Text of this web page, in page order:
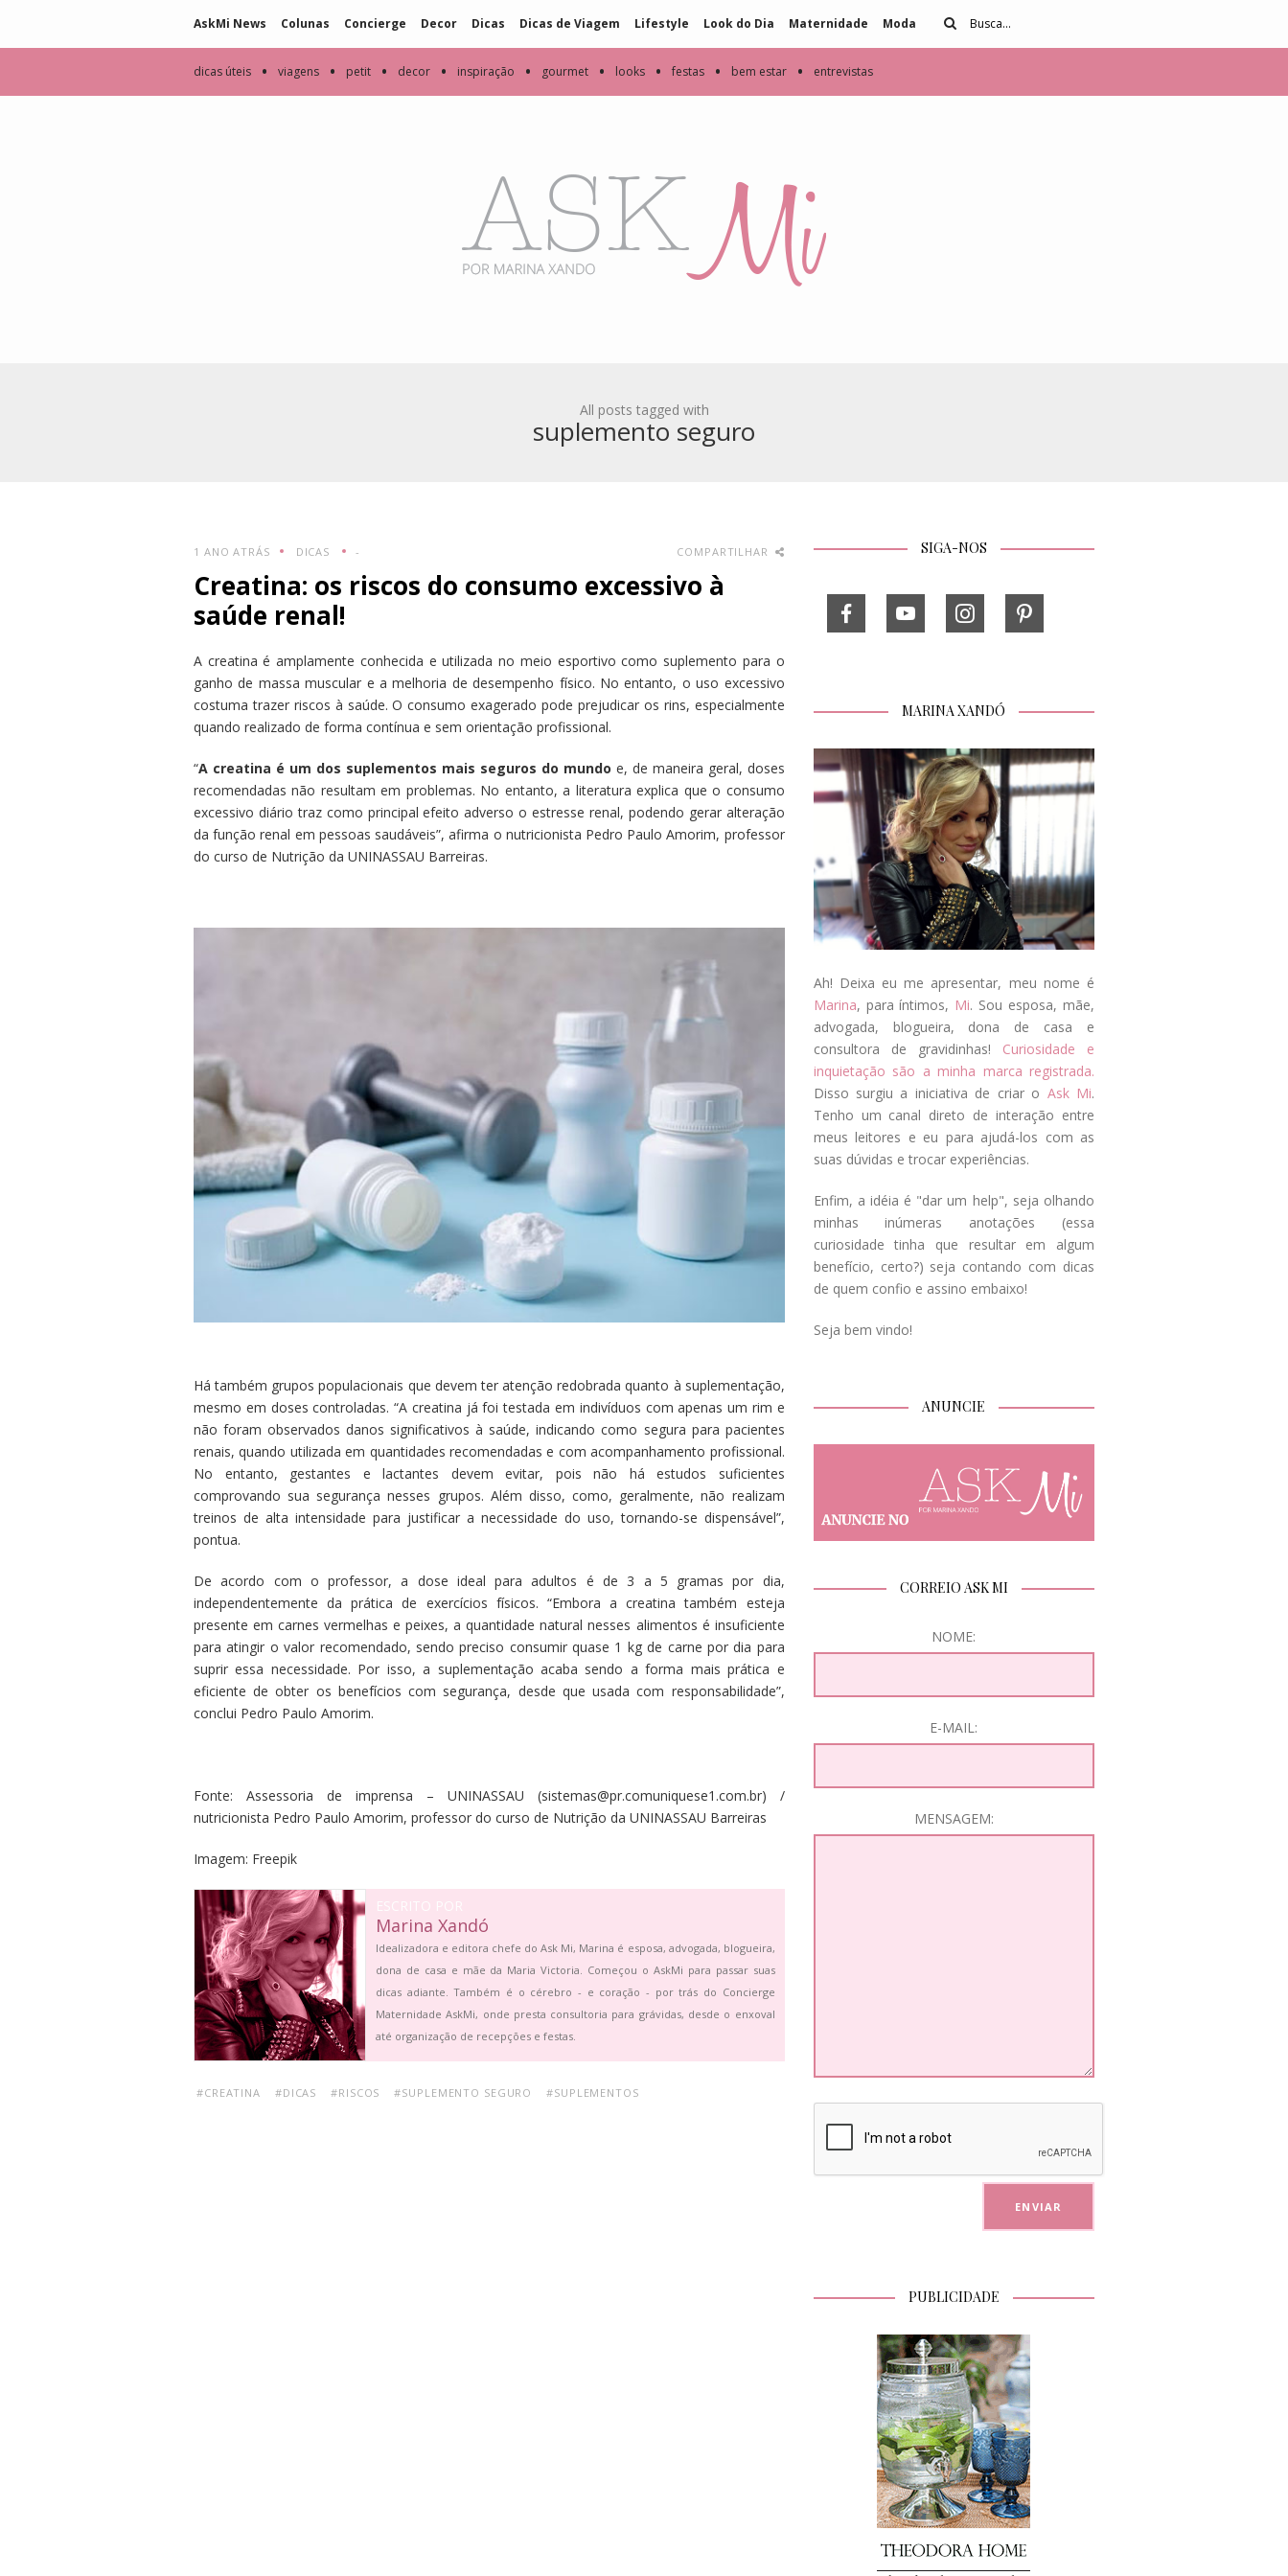
AskMi News Colunas Concierge Decor Dicas Dicas de Viagem Lifestyle Look do Dia Maternidade Moda
dicas úteis • viagens • petit • decor • inspiração • gourmet • looks • festas • bem estar • entrevistas
All posts tagged with
suplemento seguro
1 ANO ATRÁS DICAS - COMPARTILHAR
Creatina: os riscos do consumo excessivo à
saúde renal!
A creatina é amplamente conhecida e utilizada no meio esportivo como suplemento para o
ganho de massa muscular e a melhoria de desempenho físico. No entanto, o uso excessivo
costuma trazer riscos à saúde. O consumo exagerado pode prejudicar os rins, especialmente
quando realizado de forma contínua e sem orientação profissional.
“A creatina é um dos suplementos mais seguros do mundo e, de maneira geral, doses
recomendadas não resultam em problemas. No entanto, a literatura explica que o consumo
excessivo diário traz como principal efeito adverso o estresse renal, podendo gerar alteração
da função renal em pessoas saudáveis”, afirma o nutricionista Pedro Paulo Amorim, professor
do curso de Nutrição da UNINASSAU Barreiras.
Há também grupos populacionais que devem ter atenção redobrada quanto à suplementação,
mesmo em doses controladas. “A creatina já foi testada em indivíduos com apenas um rim e
não foram observados danos significativos à saúde, indicando como segura para pacientes
renais, quando utilizada em quantidades recomendadas e com acompanhamento profissional.
No entanto, gestantes e lactantes devem evitar, pois não há estudos suficientes
comprovando sua segurança nesses grupos. Além disso, como, geralmente, não realizam
treinos de alta intensidade para justificar a necessidade do uso, tornando-se dispensável”,
pontua.
De acordo com o professor, a dose ideal para adultos é de 3 a 5 gramas por dia,
independentemente da prática de exercícios físicos. “Embora a creatina também esteja
presente em carnes vermelhas e peixes, a quantidade natural nesses alimentos é insuficiente
para atingir o valor recomendado, sendo preciso consumir quase 1 kg de carne por dia para
suprir essa necessidade. Por isso, a suplementação acaba sendo a forma mais prática e
eficiente de obter os benefícios com segurança, desde que usada com responsabilidade”,
conclui Pedro Paulo Amorim.
Fonte: Assessoria de imprensa – UNINASSAU (sistemas@pr.comuniquese1.com.br) /
nutricionista Pedro Paulo Amorim, professor do curso de Nutrição da UNINASSAU Barreiras
Imagem: Freepik
ESCRITO POR
Marina Xandó
Idealizadora e editora chefe do Ask Mi, Marina é esposa, advogada, blogueira,
dona de casa e mãe da Maria Victoria. Começou o AskMi para passar suas
dicas adiante. Também é o cérebro - e coração - por trás do Concierge
Maternidade AskMi, onde presta consultoria para grávidas, desde o enxoval
até organização de recepções e festas.
#CREATINA #DICAS #RISCOS #SUPLEMENTO SEGURO #SUPLEMENTOS
SIGA-NOS
MARINA XANDÓ
Ah! Deixa eu me apresentar, meu nome é
Marina, para íntimos, Mi. Sou esposa, mãe,
advogada, blogueira, dona de casa e
consultora de gravidinhas! Curiosidade e
inquietação são a minha marca registrada.
Disso surgiu a iniciativa de criar o Ask Mi.
Tenho um canal direto de interação entre
meus leitores e eu para ajudá-los com as
suas dúvidas e trocar experiências.
Enfim, a idéia é "dar um help", seja olhando
minhas inúmeras anotações (essa
curiosidade tinha que resultar em algum
benefício, certo?) seja contando com dicas
de quem confio e assino embaixo!
Seja bem vindo!
ANUNCIE
CORREIO ASK MI
NOME:
E-MAIL:
MENSAGEM:
PUBLICIDADE